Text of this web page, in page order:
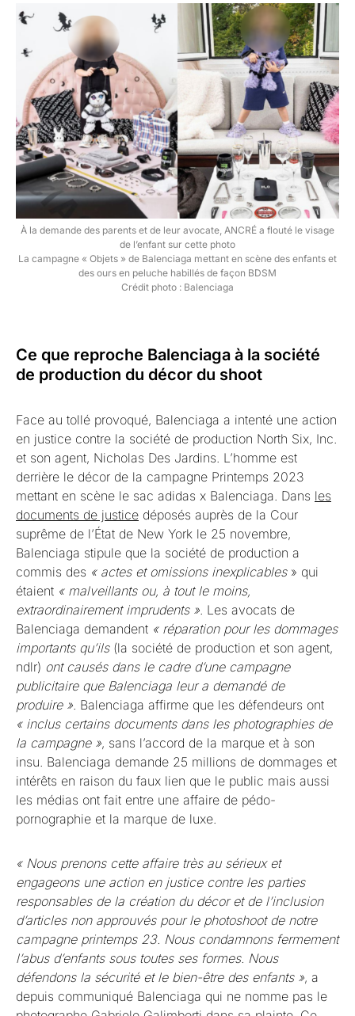
À la demande des parents et de leur avocate, ANCRÉ a flouté le visage
de l’enfant sur cette photo
La campagne « Objets » de Balenciaga mettant en scène des enfants et
des ours en peluche habillés de façon BDSM
Crédit photo : Balenciaga
Ce que reproche Balenciaga à la société
de production du décor du shoot
Face au tollé provoqué, Balenciaga a intenté une action
en justice contre la société de production North Six, Inc.
et son agent, Nicholas Des Jardins. L’homme est
derrière le décor de la campagne Printemps 2023
mettant en scène le sac adidas x Balenciaga. Dans les
documents de justice déposés auprès de la Cour
suprême de l’État de New York le 25 novembre,
Balenciaga stipule que la société de production a
commis des « actes et omissions inexplicables» qui
étaient « malveillants ou, à tout le moins,
extraordinairement imprudents ». Les avocats de
Balenciaga demandent « réparation pour les dommages
importants qu’ils (la société de production et son agent,
ndlr) ont causés dans le cadre d’une campagne
publicitaire que Balenciaga leur a demandé de
produire ». Balenciaga affirme que les défendeurs ont
« inclus certains documents dans les photographies de
la campagne », sans l’accord de la marque et à son
insu. Balenciaga demande 25 millions de dommages et
intérêts en raison du faux lien que le public mais aussi
les médias ont fait entre une affaire de pédo-
pornographie et la marque de luxe.
« Nous prenons cette affaire très au sérieux et
engageons une action en justice contre les parties
responsables de la création du décor et de l’inclusion
d’articles non approuvés pour le photoshoot de notre
campagne printemps 23. Nous condamnons fermement
l’abus d’enfants sous toutes ses formes. Nous
défendons la sécurité et le bien-être des enfants », a
depuis communiqué Balenciaga qui ne nomme pas le